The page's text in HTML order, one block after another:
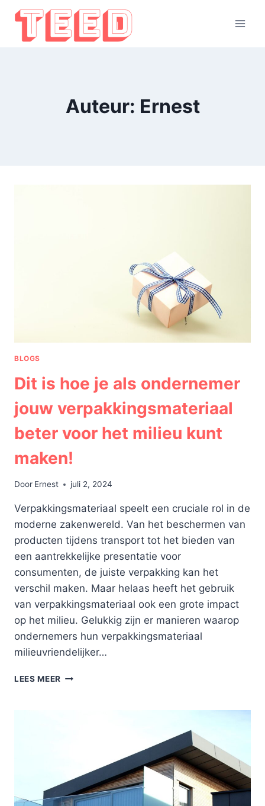
Doorgaan
naar
inhoud
Auteur: Ernest
BLOGS
Dit is hoe je als ondernemer
jouw verpakkingsmateriaal
beter voor het milieu kunt
maken!
Door Ernest juli 2, 2024
Verpakkingsmateriaal speelt een cruciale rol in de
moderne zakenwereld. Van het beschermen van
producten tijdens transport tot het bieden van
een aantrekkelijke presentatie voor
consumenten, de juiste verpakking kan het
verschil maken. Maar helaas heeft het gebruik
van verpakkingsmateriaal ook een grote impact
op het milieu. Gelukkig zijn er manieren waarop
ondernemers hun verpakkingsmateriaal
milieuvriendelijker…
LEES MEER DIT
VERPAKKINGSMATERIAAL
BETER
VOOR
HET